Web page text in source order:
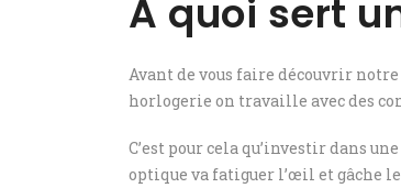
A quoi sert
Avant de vous faire découvrir
horlogerie on travaille avec des
C’est pour cela qu’investir dans
optique va fatiguer l’œil et gâche